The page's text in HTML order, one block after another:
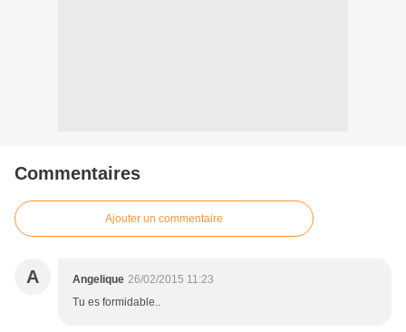
Commentaires
Ajouter un commentaire
A Angelique 26/02/2015 11:23
Tu es formidable..